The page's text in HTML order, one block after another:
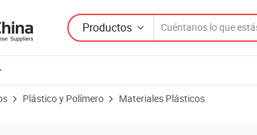
Productos
Plástico y Polímero Materiales Plásticos